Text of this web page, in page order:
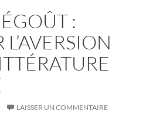
:
LAISSER UN COMMENTAIRE